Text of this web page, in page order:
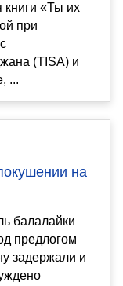
книги «Ты их
при
(TISA) и
...
на
балалайки
предлогом
задержали и